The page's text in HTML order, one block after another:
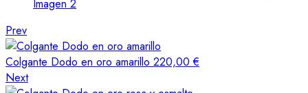
Prev
Colgante Dodo en oro amarillo 220,00€
Next